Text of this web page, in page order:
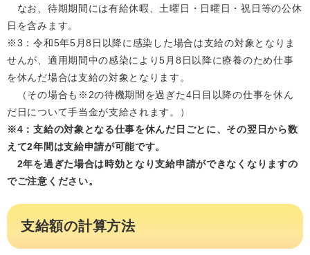
なお、待期期間には有給休暇、土曜日・日曜日・祝日等の公休
日を含みます。
※3：令和5年5月8日以降に感染した場合は支給の対象となりま
せんが、適用期間中の感染により5月8日以降に療養のため仕事
を休んだ場合は支給の対象となります。
（その場合も※2の待機期間を過ぎた4日目以降の仕事を休ん
だ日について手当金が支給されます。）
※4：支給の対象となる仕事を休んだ日ごとに、その翌日から数
えて2年間は支給申請が可能です。
2年を過ぎた場合は時効となり支給申請ができなくなりますの
でご注意ください。
支給額の計算方法